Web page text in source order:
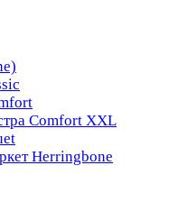
Comfort XXL
Herringbone